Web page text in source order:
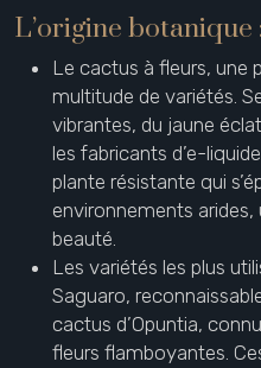
L’origine botanique
Le cactus à fleurs, une
multitude de variétés.
vibrantes, du jaune
les fabricants d’e-
plante résistante qui
environnements
beauté.
Les variétés les plus
Saguaro,
cactus d’Opuntia,
fleurs flamboyantes.